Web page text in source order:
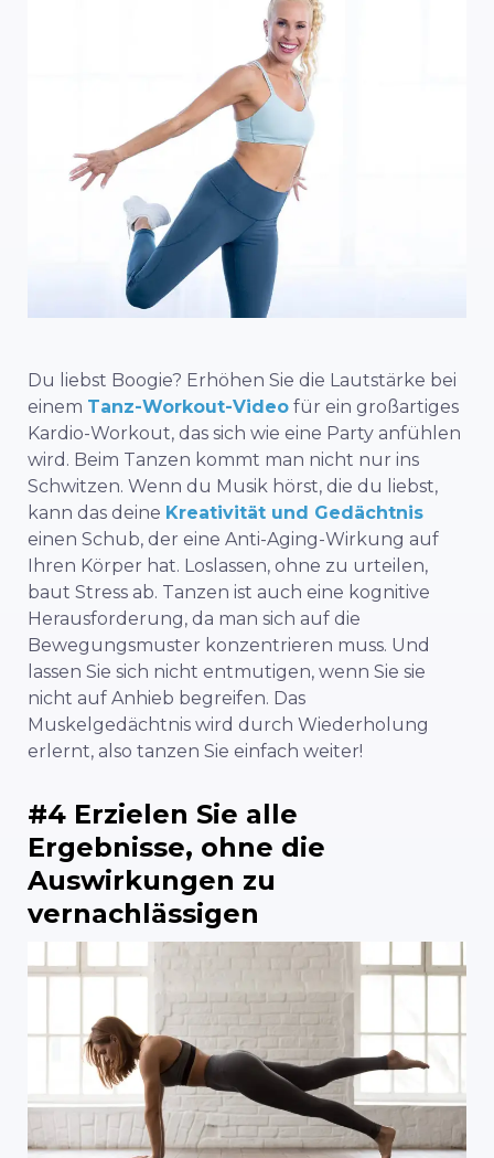
Du liebst Boogie? Erhöhen Sie die Lautstärke bei
einem Tanz-Workout-Video für ein großartiges
Kardio-Workout, das sich wie eine Party anfühlen
wird. Beim Tanzen kommt man nicht nur ins
Schwitzen. Wenn du Musik hörst, die du liebst,
kann das deine Kreativität und Gedächtnis
einen Schub, der eine Anti-Aging-Wirkung auf
Ihren Körper hat. Loslassen, ohne zu urteilen,
baut Stress ab. Tanzen ist auch eine kognitive
Herausforderung, da man sich auf die
Bewegungsmuster konzentrieren muss. Und
lassen Sie sich nicht entmutigen, wenn Sie sie
nicht auf Anhieb begreifen. Das
Muskelgedächtnis wird durch Wiederholung
erlernt, also tanzen Sie einfach weiter!
#4 Erzielen Sie alle
Ergebnisse, ohne die
Auswirkungen zu
vernachlässigen